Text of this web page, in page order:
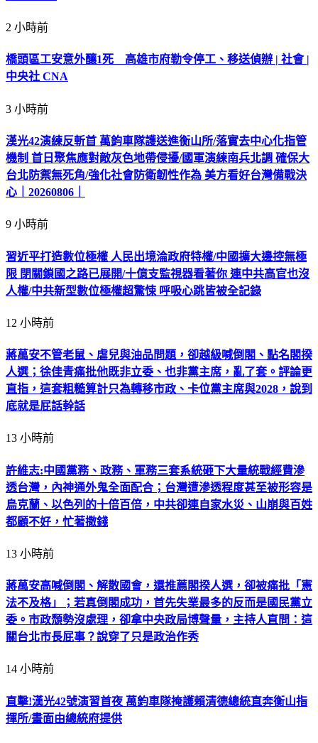
2 小時前
橋頭區工安意外釀1死 高雄市府勒令停工、移送偵辦 | 社會 |
中央社 CNA
3 小時前
漢光42演練反斬首 萬鈞車隊護送進衡山所/落實去中心化指管
機制 首日聚焦應對敵灰色地帶侵擾/國軍演練南兵北調 確保大
台北防禦無死角/強化社會防衛韌性作為 美方看好台灣備戰決
心｜20260806｜
9 小時前
習近平打造數位極權 人民出境淪政府特權/中國擴大邊控無極
限 閉關鎖國之路已展開/十億支監視器看著你 連中共高官也沒
人權/中共新型數位極權超驚悚 呼吸心跳皆被全記錄
12 小時前
蔣萬安不管老鼠、虐兒與油品問題，卻越級喊倒閣、點名閣揆
人選；徐佳青痛批他既非立委、也非黨主席，亂了套。評論更
直指，這套粗糙算計只為轉移市政、卡位黨主席與2028，說到
底就是屁話幹話
13 小時前
許維志:中國黨務、政務、軍務三套系統砸下大量統戰經費滲
透台灣，內神通外鬼全面配合；台灣遭滲透程度甚至被形容是
烏克蘭、以色列的十倍百倍，中共卻連自家水災、山崩與百姓
都顧不好，忙著撒錢
13 小時前
蔣萬安高喊倒閣、解散國會，還推薦閣揆人選，卻被痛批「憲
法不及格」；若真倒閣成功，首先失業最多的反而是國民黨立
委。市政頹勢沒處理，卻拿中央政局博聲量，主持人直問：這
關台北市長屁事？說穿了只是政治作秀
14 小時前
直擊!漢光42號演習首夜 萬鈞車隊掩護賴清德總統直奔衡山指
揮所/畫面由總統府提供